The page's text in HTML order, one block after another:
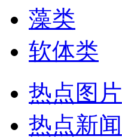
藻类
软体类
热点图片
热点新闻